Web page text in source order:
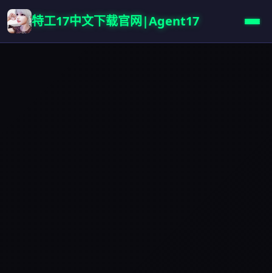
特工17中文下载官网|Agent17